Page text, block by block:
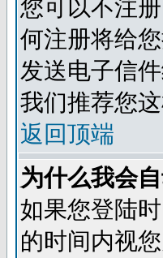
您可以不注
何注册将给
发送电子信
我们推荐您
返回顶端
为什么我会
如果您登陆
的时间内视